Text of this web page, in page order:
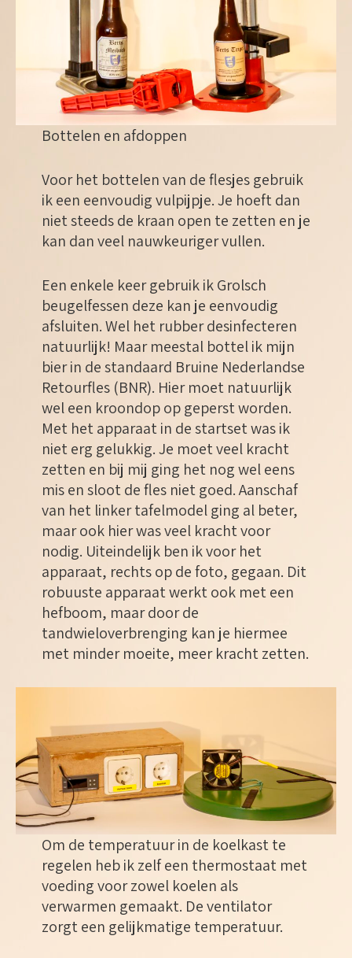
Bottelen en afdoppen
Voor het bottelen van de flesjes gebruik
ik een eenvoudig vulpijpje. Je hoeft dan
niet steeds de kraan open te zetten en je
kan dan veel nauwkeuriger vullen.
Een enkele keer gebruik ik Grolsch
beugelfessen deze kan je eenvoudig
afsluiten. Wel het rubber desinfecteren
natuurlijk! Maar meestal bottel ik mijn
bier in de standaard Bruine Nederlandse
Retourfles (BNR). Hier moet natuurlijk
wel een kroondop op geperst worden.
Met het apparaat in de startset was ik
niet erg gelukkig. Je moet veel kracht
zetten en bij mij ging het nog wel eens
mis en sloot de fles niet goed. Aanschaf
van het linker tafelmodel ging al beter,
maar ook hier was veel kracht voor
nodig. Uiteindelijk ben ik voor het
apparaat, rechts op de foto, gegaan. Dit
robuuste apparaat werkt ook met een
hefboom, maar door de
tandwieloverbrenging kan je hiermee
met minder moeite, meer kracht zetten.
Om de temperatuur in de koelkast te
regelen heb ik zelf een thermostaat met
voeding voor zowel koelen als
verwarmen gemaakt. De ventilator
zorgt een gelijkmatige temperatuur.